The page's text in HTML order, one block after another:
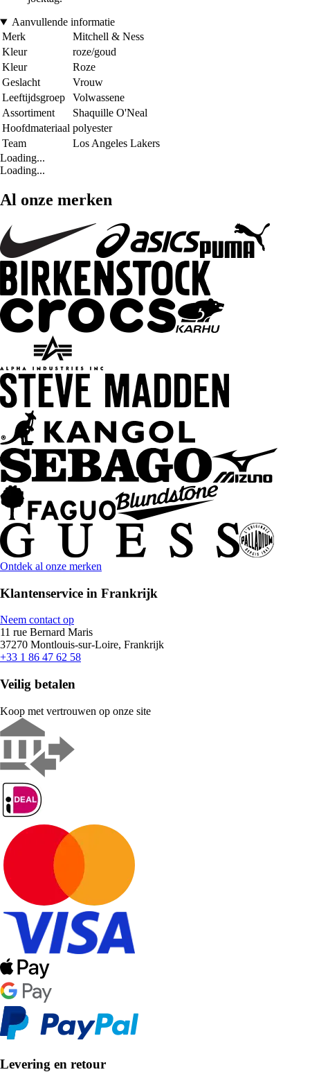
Aanvullende informatie
Merk
Mitchell & Ness
Kleur
roze/goud
Kleur
Roze
Geslacht
Vrouw
Leeftijdsgroep
Volwassene
Assortiment
Shaquille O'Neal
Hoofdmateriaal polyester
Team
Los Angeles Lakers
Loading...
Loading...
Al onze merken
Ontdek al onze merken
Klantenservice in Frankrijk
Neem contact op
11 rue Bernard Maris
37270 Montlouis-sur-Loire, Frankrijk
+33 1 86 47 62 58
Veilig betalen
Koop met vertrouwen op onze site
Levering en retour